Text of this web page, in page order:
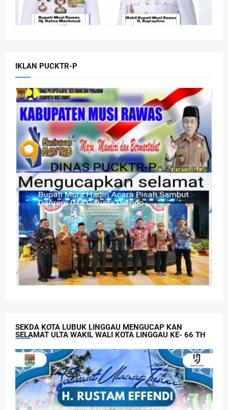
IKLAN PUCKTR-P
SEKDA KOTA LUBUK LINGGAU MENGUCAP KAN
SELAMAT ULTA WAKIL WALI KOTA LINGGAU KE- 66 TH